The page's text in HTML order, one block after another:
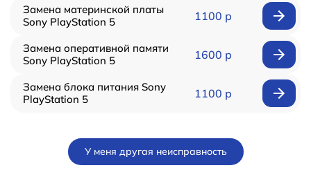
Замена материнской платы
Sony PlayStation 5
1100 р
Замена оперативной памяти
Sony PlayStation 5
1600 р
Замена блока питания Sony
PlayStation 5
1100 р
У меня другая неисправность